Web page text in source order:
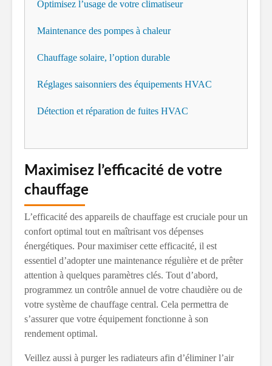
Optimisez l’usage de votre climatiseur
Maintenance des pompes à chaleur
Chauffage solaire, l’option durable
Réglages saisonniers des équipements HVAC
Détection et réparation de fuites HVAC
Maximisez l’efficacité de votre
chauffage
L’efficacité des appareils de chauffage est cruciale pour un
confort optimal tout en maîtrisant vos dépenses
énergétiques. Pour maximiser cette efficacité, il est
essentiel d’adopter une maintenance régulière et de prêter
attention à quelques paramètres clés. Tout d’abord,
programmez un contrôle annuel de votre chaudière ou de
votre système de chauffage central. Cela permettra de
s’assurer que votre équipement fonctionne à son
rendement optimal.
Veillez aussi à purger les radiateurs afin d’éliminer l’air